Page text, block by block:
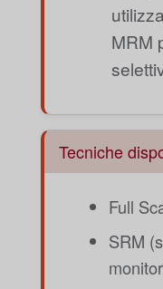
MRM
Tecniche
Full
SRM